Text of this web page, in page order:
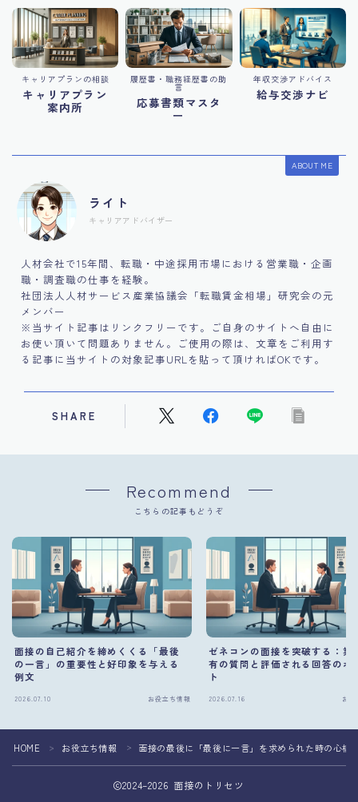
キャリアプランの相談
キャリアプラン
案内所
履歴書・職務経歴書の助
言
応募書類マスタ
ー
年収交渉アドバイス
給与交渉ナビ
ABOUT ME
ライト
キャリアアドバイザー
人材会社で15年間、転職・中途採用市場における営業職・企画
職・調査職の仕事を経験。
社団法人人材サービス産業協議会「転職賃金相場」研究会の元
メンバー
※当サイト記事はリンクフリーです。ご自身のサイトへ自由に
お使い頂いて問題ありません。ご使用の際は、文章をご利用す
る記事に当サイトの対象記事URLを貼って頂ければOKです。
SHARE
Recommend
こちらの記事もどうぞ
面接の自己紹介を締めくくる「最後
の一言」の重要性と好印象を与える
例文
2026.07.10 お役立ち情報
ゼネコンの面接を突破する：業
有の質問と評価される回答のポ
ト
2026.07.16 お
HOME ＞ お役立ち情報 ＞ 面接の最後に「最後に一言」を求められた時の心構
2024–2026 面接のトリセツ